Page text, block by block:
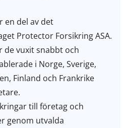
en del av det
Protector Forsikring ASA.
de vuxit snabbt och
i Norge, Sverige,
Finland och Frankrike
till företag och
genom utvalda